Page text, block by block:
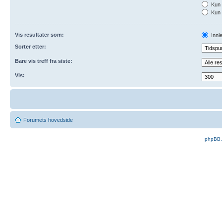
Kun
Vis resultater som:
Sorter etter:
Bare vis treff fra siste:
Vis:
Forumets hovedside